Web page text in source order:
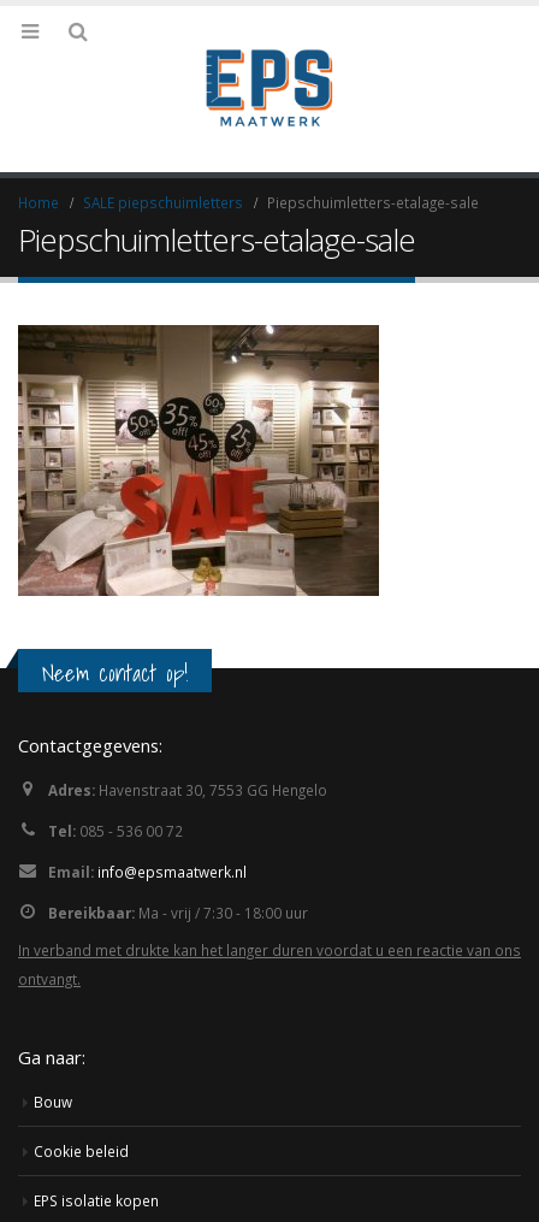
Home SALE piepschuimletters Piepschuimletters-etalage-sale
Piepschuimletters-etalage-sale
Neem contact op!
Contactgegevens:
Adres: Havenstraat 30, 7553 GG Hengelo
Tel: 085 - 536 00 72
Email: info@epsmaatwerk.nl
Bereikbaar: Ma - vrij / 7:30 - 18:00 uur
In verband met drukte kan het langer duren voordat u een reactie van ons
ontvangt.
Ga naar:
Bouw
Cookie beleid
EPS isolatie kopen